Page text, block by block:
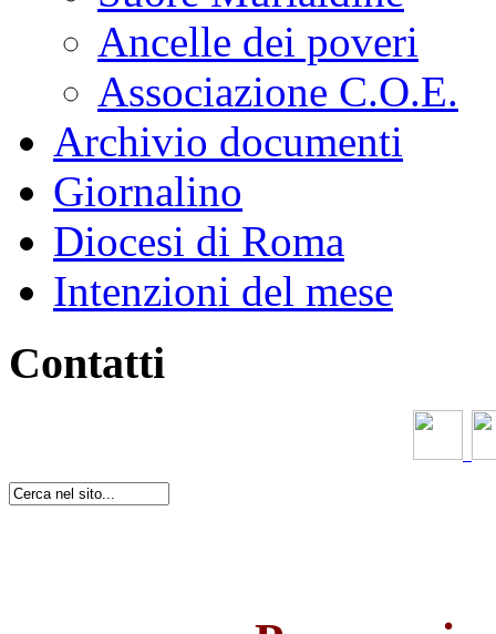
Ancelle dei poveri
Associazione C.O.E.
Archivio documenti
Giornalino
Diocesi di Roma
Intenzioni del mese
Contatti